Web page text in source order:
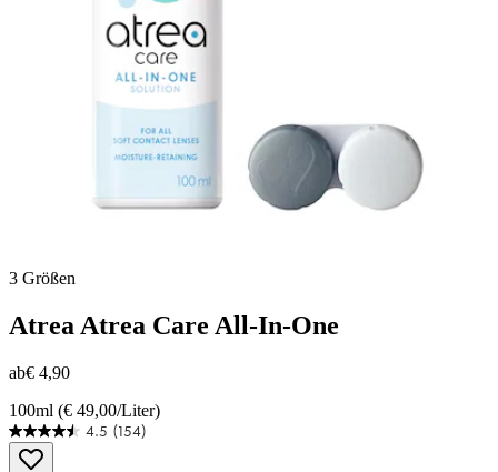
3 Größen
Atrea Atrea Care All-In-One
ab€ 4,90
100ml (€ 49,00/Liter)
4.5 (154)
4.5
von